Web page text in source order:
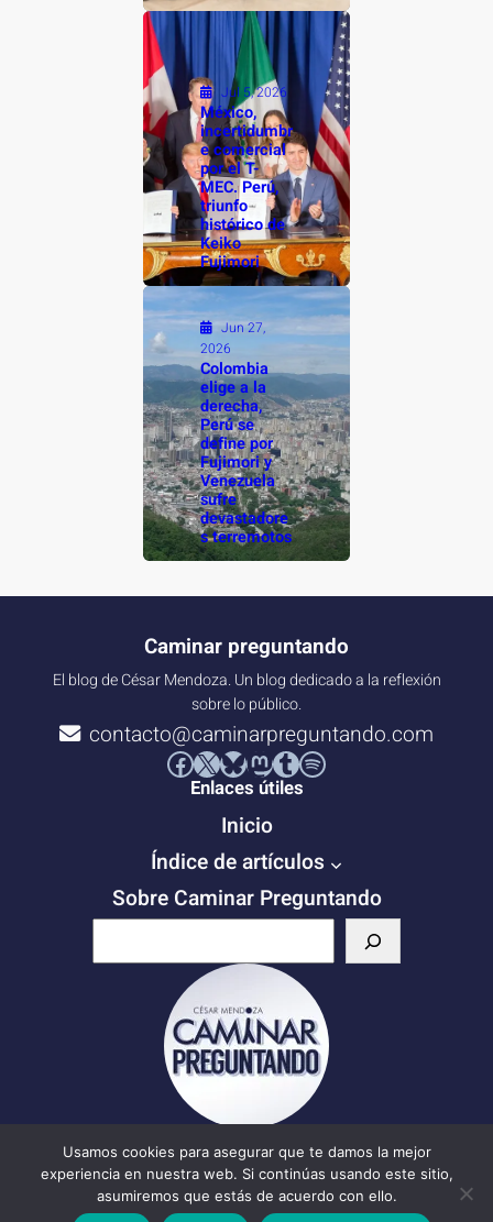
Jul 5, 2026
México,
incertidumbr
e comercial
por el T-
MEC. Perú,
triunfo
histórico de
Keiko
Fujimori
Jun 27,
2026
Colombia
elige a la
derecha,
Perú se
define por
Fujimori y
Venezuela
sufre
devastadore
s terremotos
Caminar preguntando
El blog de César Mendoza. Un blog dedicado a la reflexión
sobre lo público.
contacto@caminarpreguntando.com
Facebook X Bluesky Mastodon Tumblr Spotify
Enlaces útiles
Inicio
Índice de artículos
Sobre Caminar Preguntando
u
Suscribirse
Suscribirse
Usamos cookies para asegurar que te damos la mejor
experiencia en nuestra web. Si continúas usando este sitio,
asumiremos que estás de acuerdo con ello.